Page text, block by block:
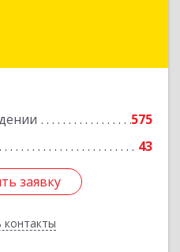
575
43
заявку
контакты
край, Владивосток г,
заявку